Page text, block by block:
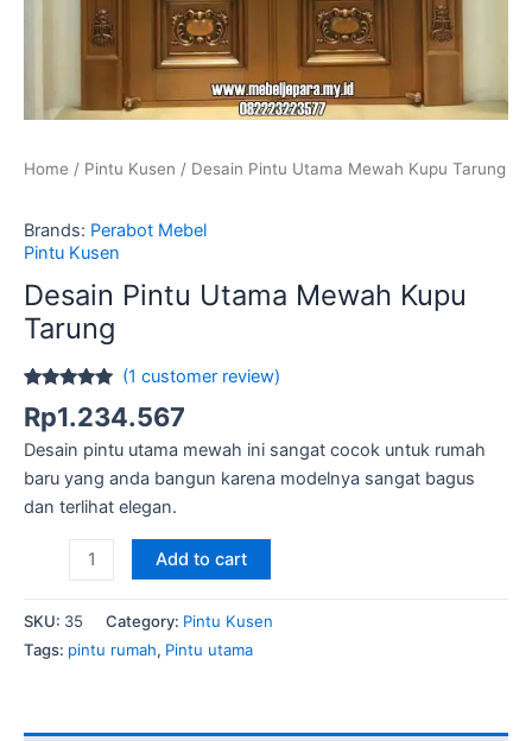
Home / Pintu Kusen / Desain Pintu Utama Mewah Kupu Tarung
Brands: Perabot Mebel
Pintu Kusen
Desain Pintu Utama Mewah Kupu
Tarung
out of 5
based on
customer
rating
(1 customer review)
Rp1.234.567
Desain pintu utama mewah ini sangat cocok untuk rumah
baru yang anda bangun karena modelnya sangat bagus
dan terlihat elegan.
Kupu
Add to cart
SKU: 35 Category: Pintu Kusen
Tags: pintu rumah, Pintu utama